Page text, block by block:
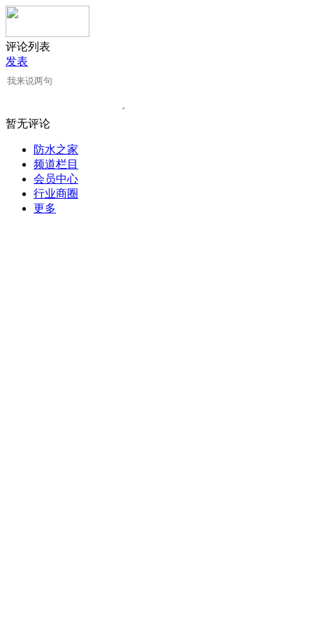
评论列表
发表
暂无评论
防水之家
频道栏目
会员中心
行业商圈
更多